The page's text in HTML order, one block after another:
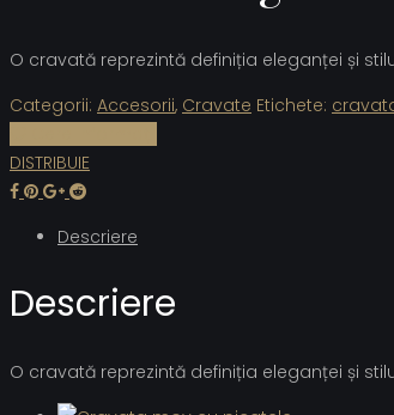
O cravată reprezintă definiția eleganței și
Categorii: Accesorii, Cravate Etichete:
DISTRIBUIE
Descriere
Descriere
O cravată reprezintă definiția eleganței și